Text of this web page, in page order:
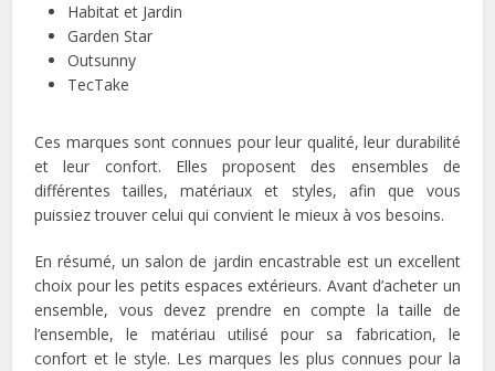
Habitat et Jardin
Garden Star
Outsunny
TecTake
Ces marques sont connues pour leur qualité, leur durabilité
et leur confort. Elles proposent des ensembles de
différentes tailles, matériaux et styles, afin que vous
puissiez trouver celui qui convient le mieux à vos besoins.
En résumé, un salon de jardin encastrable est un excellent
choix pour les petits espaces extérieurs. Avant d’acheter un
ensemble, vous devez prendre en compte la taille de
l’ensemble, le matériau utilisé pour sa fabrication, le
confort et le style. Les marques les plus connues pour la